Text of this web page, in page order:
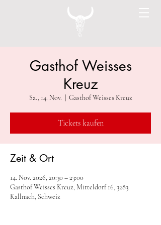
Gasthof Weisses
Kreuz
Sa., 14. Nov. Gasthof Weisses Kreuz
Tickets kaufen
Zeit & Ort
14. Nov. 2026, 20:30 – 23:00
Gasthof Weisses Kreuz, Mitteldorf 16, 3283
Kallnach, Schweiz